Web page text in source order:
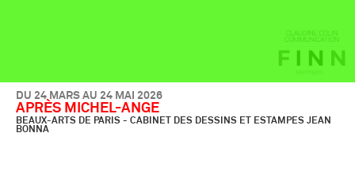
DU 24 MARS AU 24 MAI 2026
APRÈS MICHEL-ANGE
BEAUX-ARTS DE PARIS - CABINET DES DESSINS ET ESTAMPES JEAN
BONNA